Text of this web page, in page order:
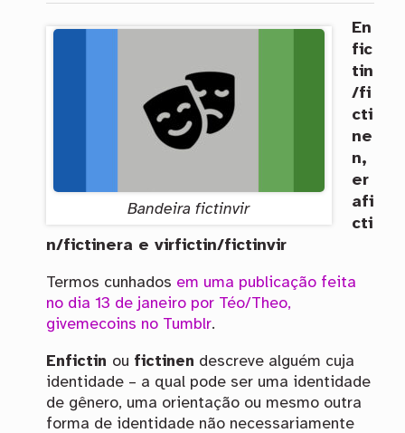
Bandeira fictinvir
En
fic
tin
/fi
cti
ne
n,
er
afi
cti
n/fictinera e virfictin/fictinvir
Termos cunhados em uma publicação feita
no dia 13 de janeiro por Téo/Theo,
givemecoins no Tumblr.
Enfictin ou fictinen descreve alguém cuja
identidade – a qual pode ser uma identidade
de gênero, uma orientação ou mesmo outra
forma de identidade não necessariamente